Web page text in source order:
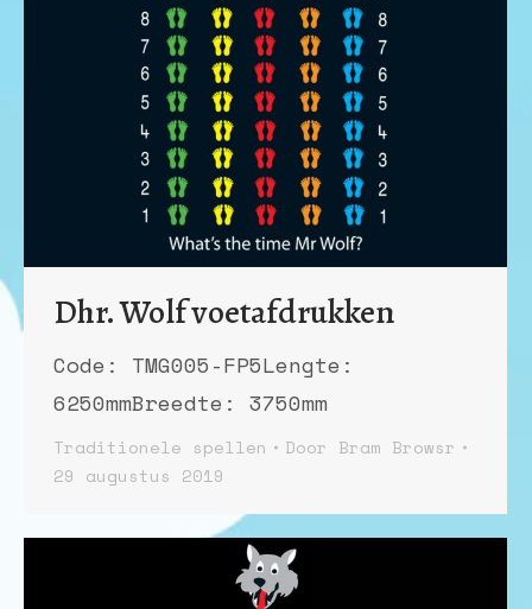
Dhr. Wolf voetafdrukken
Code: TMG005-FP5Lengte:
6250mmBreedte: 3750mm
Traditionele spellen Door Bram Browsr
29 augustus 2019